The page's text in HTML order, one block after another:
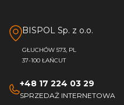
BISPOL Sp. z o.o.
GŁUCHÓW 573, PL
37-100 ŁAŃCUT
+48 17 224 03 29
SPRZEDAŻ INTERNETOWA